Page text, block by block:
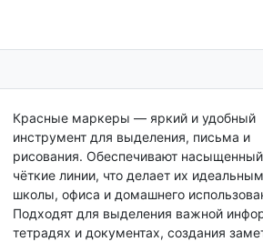
Красные маркеры — яркий и удобный
инструмент для выделения, письма и
рисования. Обеспечивают
чёткие линии, что делает их
школы, офиса и домашнего
Подходят для выделения важной
тетрадях и документах, создания